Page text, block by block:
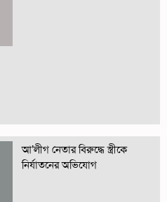
আ’লীগ নেতার বিরুদ্ধে স্ত্রীকে
নির্যাতনের অভিযোগ